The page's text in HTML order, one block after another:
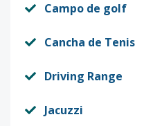
Campo de golf
Cancha de Tenis
Driving Range
Jacuzzi